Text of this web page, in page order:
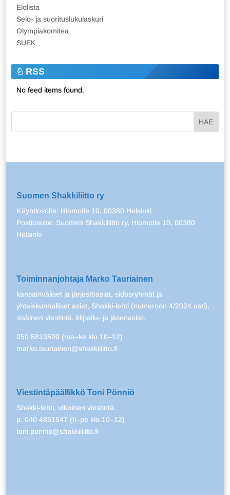
Elolista
Selo- ja suorituslukulaskuri
Olympiakomitea
SUEK
RSS
No feed items found.
Suomen Shakkiliitto ry
Käyntiosoite: Hiomotie 10, 00380 Helsinki
Postiosoite: Suomen Shakkiliitto ry, Hiomotie 10, 00380
Helsinki
Toiminnanjohtaja Marko Tauriainen
kansainväliset ja järjestöasiat, sidosryhmät ja
yhteiskunnalliset asiat, Shakki-lehti (numeroon 4/2024 asti),
sisäinen viestintä, kilpailu- ja jäsenasiat.
050 5813500 (ma–ke klo 10–12)
marko.tauriainen@shakkiliitto.fi
Viestintäpäällikkö Toni Pönniö
Shakki-lehti, ulkoinen viestintä.
p. 040 4851547 (ti–pe klo 10–12)
toni.ponnio@shakkiliitto.fi